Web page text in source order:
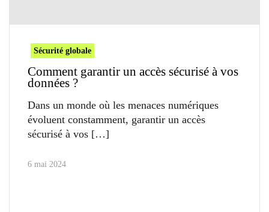
Sécurité globale
Comment garantir un accès sécurisé à vos
données ?
Dans un monde où les menaces numériques
évoluent constamment, garantir un accès
sécurisé à vos
6 mai 2024